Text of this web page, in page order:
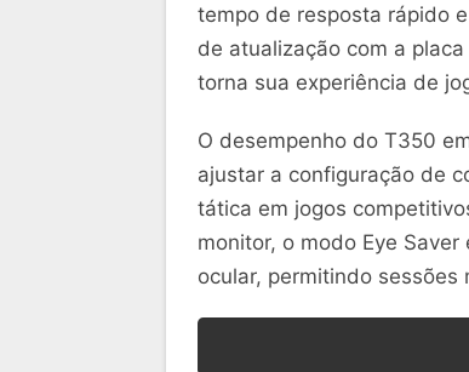
tempo de resposta rápido
de atualização com a
torna sua experiência de
O desempenho do T350
ajustar a configuração de
tática em jogos
monitor, o modo Eye
ocular, permitindo